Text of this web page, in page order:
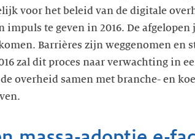
voor het beleid van de digitale
impuls te geven in 2016. De
Barrières zijn weggenomen en
zal dit proces naar verwachting in
overheid samen met branche- en